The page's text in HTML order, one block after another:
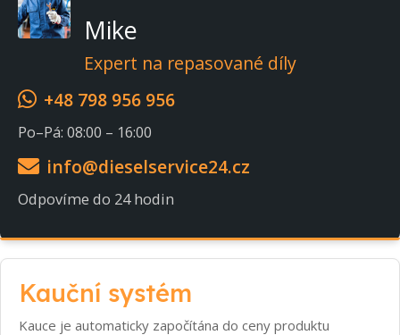
Mike
Expert na repasované díly
+48 798 956 956
Po–Pá: 08:00 – 16:00
info@dieselservice24.cz
Odpovíme do 24 hodin
Kauční systém
Kauce je automaticky započítána do ceny produktu